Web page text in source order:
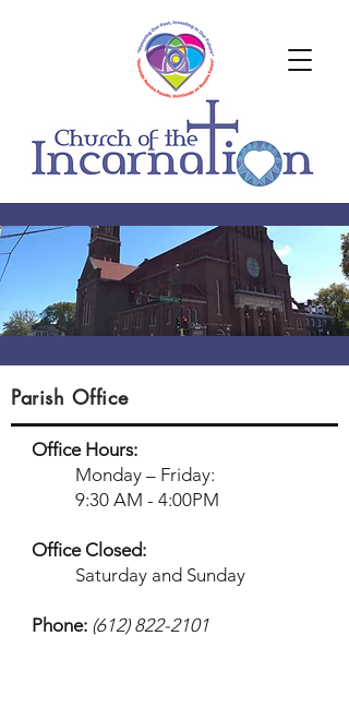
Parish Office
Office Hours:
Monday – Friday:
9:30 AM - 4:00PM
Office Closed:
Saturday and Sunday
Phone: (612) 822-2101